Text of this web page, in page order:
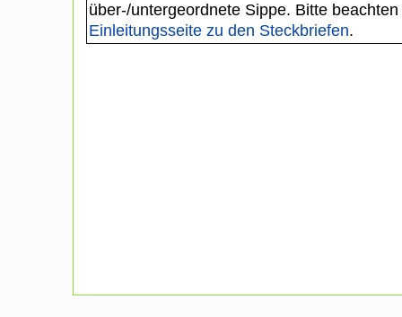
über-/untergeordnete Sippe. Bitte
Einleitungsseite zu den Steckbriefen.